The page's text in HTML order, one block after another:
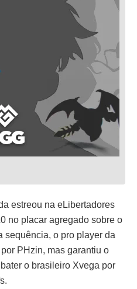
estreou na eLibertadores
no placar agregado sobre o
sequência, o pro player da
PHzin, mas garantiu o
o brasileiro Xvega por